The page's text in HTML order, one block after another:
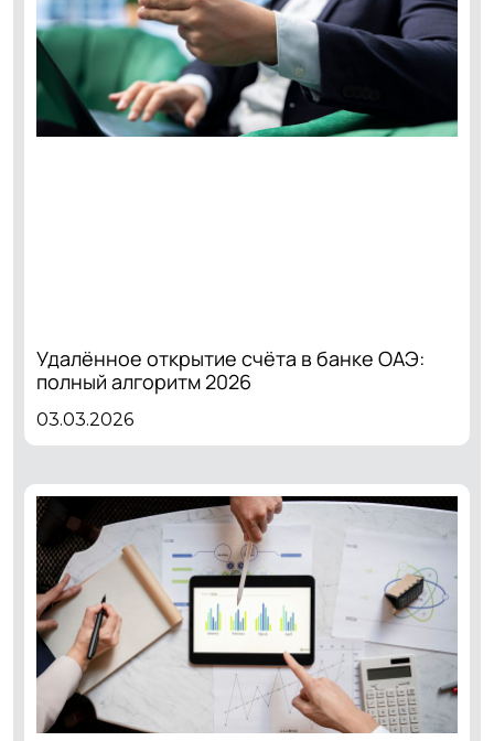
Удалённое открытие счёта в банке ОАЭ:
полный алгоритм 2026
03.03.2026